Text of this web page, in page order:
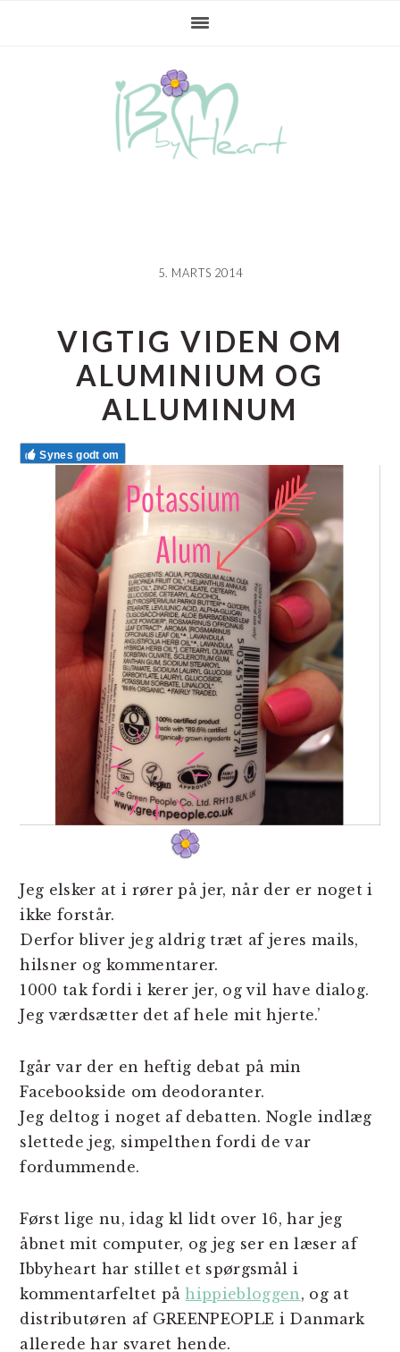
5. MARTS 2014
VIGTIG VIDEN OM
ALUMINIUM OG
ALLUMINUM
Synes godt om
Jeg elsker at i rører på jer, når der er noget i
ikke forstår.
Derfor bliver jeg aldrig træt af jeres mails,
hilsner og kommentarer.
1000 tak fordi i kerer jer, og vil have dialog.
Jeg værdsætter det af hele mit hjerte.’
Igår var der en heftig debat på min
Facebookside om deodoranter.
Jeg deltog i noget af debatten. Nogle indlæg
slettede jeg, simpelthen fordi de var
fordummende.
Først lige nu, idag kl lidt over 16, har jeg
åbnet mit computer, og jeg ser en læser af
Ibbyheart har stillet et spørgsmål i
kommentarfeltet påhippiebloggen, og at
distributøren af GREENPEOPLE i Danmark
allerede har svaret hende.